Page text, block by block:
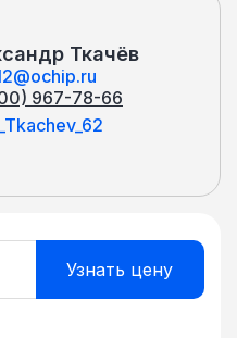
Ткачёв
967-78-66